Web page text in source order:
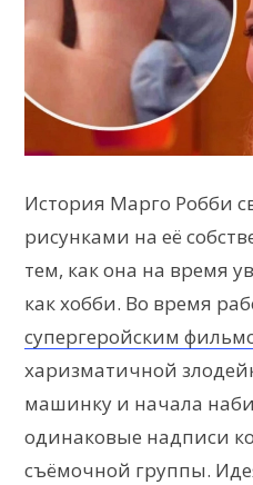
История Марго Робби
рисунками на её
тем, как она на время
как хобби. Во время
супергеройским
харизматичной
машинку и начала
одинаковые надписи
съёмочной группы.